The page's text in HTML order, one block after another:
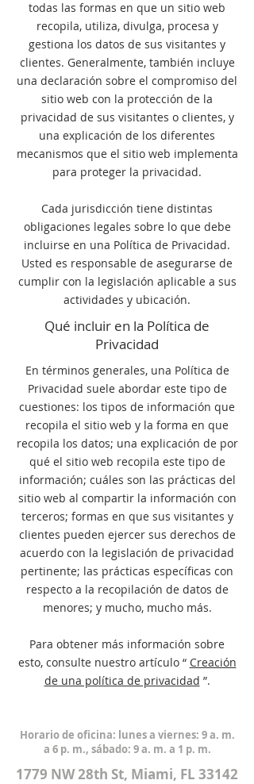
todas las formas en que un sitio web
recopila, utiliza, divulga, procesa y
gestiona los datos de sus visitantes y
clientes. Generalmente, también incluye
una declaración sobre el compromiso del
sitio web con la protección de la
privacidad de sus visitantes o clientes, y
una explicación de los diferentes
mecanismos que el sitio web implementa
para proteger la privacidad.
Cada jurisdicción tiene distintas
obligaciones legales sobre lo que debe
incluirse en una Política de Privacidad.
Usted es responsable de asegurarse de
cumplir con la legislación aplicable a sus
actividades y ubicación.
Qué incluir en la Política de
Privacidad
En términos generales, una Política de
Privacidad suele abordar este tipo de
cuestiones: los tipos de información que
recopila el sitio web y la forma en que
recopila los datos; una explicación de por
qué el sitio web recopila este tipo de
información; cuáles son las prácticas del
sitio web al compartir la información con
terceros; formas en que sus visitantes y
clientes pueden ejercer sus derechos de
acuerdo con la legislación de privacidad
pertinente; las prácticas específicas con
respecto a la recopilación de datos de
menores; y mucho, mucho más.
Para obtener más información sobre
esto, consulte nuestro artículo “ Creación
de una política de privacidad ”.
Horario de oficina: lunes a viernes: 9 a. m.
a 6 p. m., sábado: 9 a. m. a 1 p. m.
1779 NW 28th St, Miami, FL 33142